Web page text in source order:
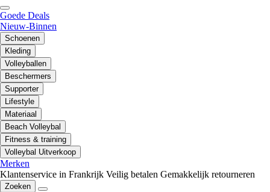
Goede Deals
Nieuw-Binnen
Schoenen
Kleding
Volleyballen
Beschermers
Supporter
Lifestyle
Materiaal
Beach Volleybal
Fitness & training
Volleybal Uitverkoop
Merken
Klantenservice in Frankrijk Veilig betalen Gemakkelijk retourneren
Zoeken